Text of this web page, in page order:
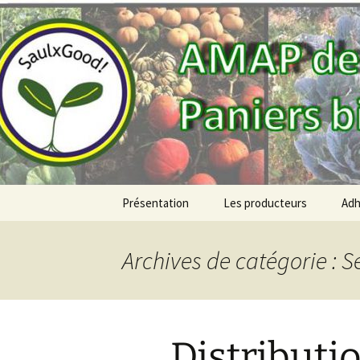
AMAP de Saulx-les-Chartreux,
Présentation Les producteurs
Archives de catégorie :